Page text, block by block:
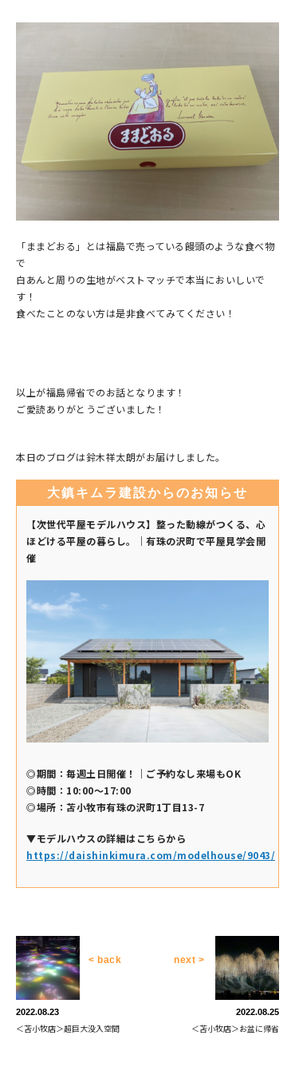
「ままどおる」とは福島で売っている饅頭のような食べ物
で
白あんと周りの生地がベストマッチで本当においしいで
す！
食べたことのない方は是非食べてみてください！
以上が福島帰省でのお話となります！
ご愛読ありがとうございました！
本日のブログは鈴木祥太朗がお届けしました。
大鎮キムラ建設からのお知らせ
【次世代平屋モデルハウス】整った動線がつくる、心
ほどける平屋の暮らし。｜有珠の沢町で平屋見学会開
催
◎期間：毎週土日開催！｜ご予約なし来場もOK
◎時間：10:00～17:00
◎場所：苫小牧市有珠の沢町1丁目13-7
▼モデルハウスの詳細はこちらから
https://daishinkimura.com/modelhouse/9043/
2022.08.23
＜苫小牧店＞超巨大没入空間
< back
2022.08.25
＜苫小牧店＞お盆に帰省
next >